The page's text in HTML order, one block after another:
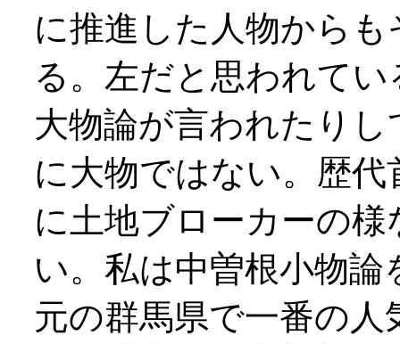
に推進した人物から
る。左だと思われて
大物論が言われたり
に大物ではない。歴
に土地ブローカーの
い。私は中曽根小物
元の群馬県で一番の